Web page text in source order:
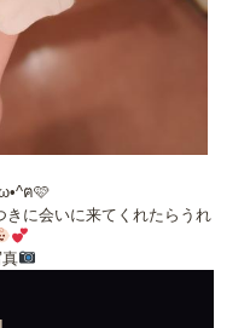
ฅ🩷
に会いに来てくれたらうれ